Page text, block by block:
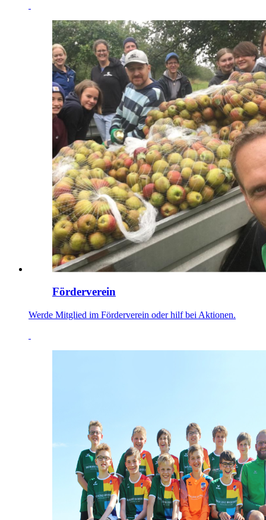
Förderverein
Werde Mitglied im Förderverein oder hilf bei Aktionen.